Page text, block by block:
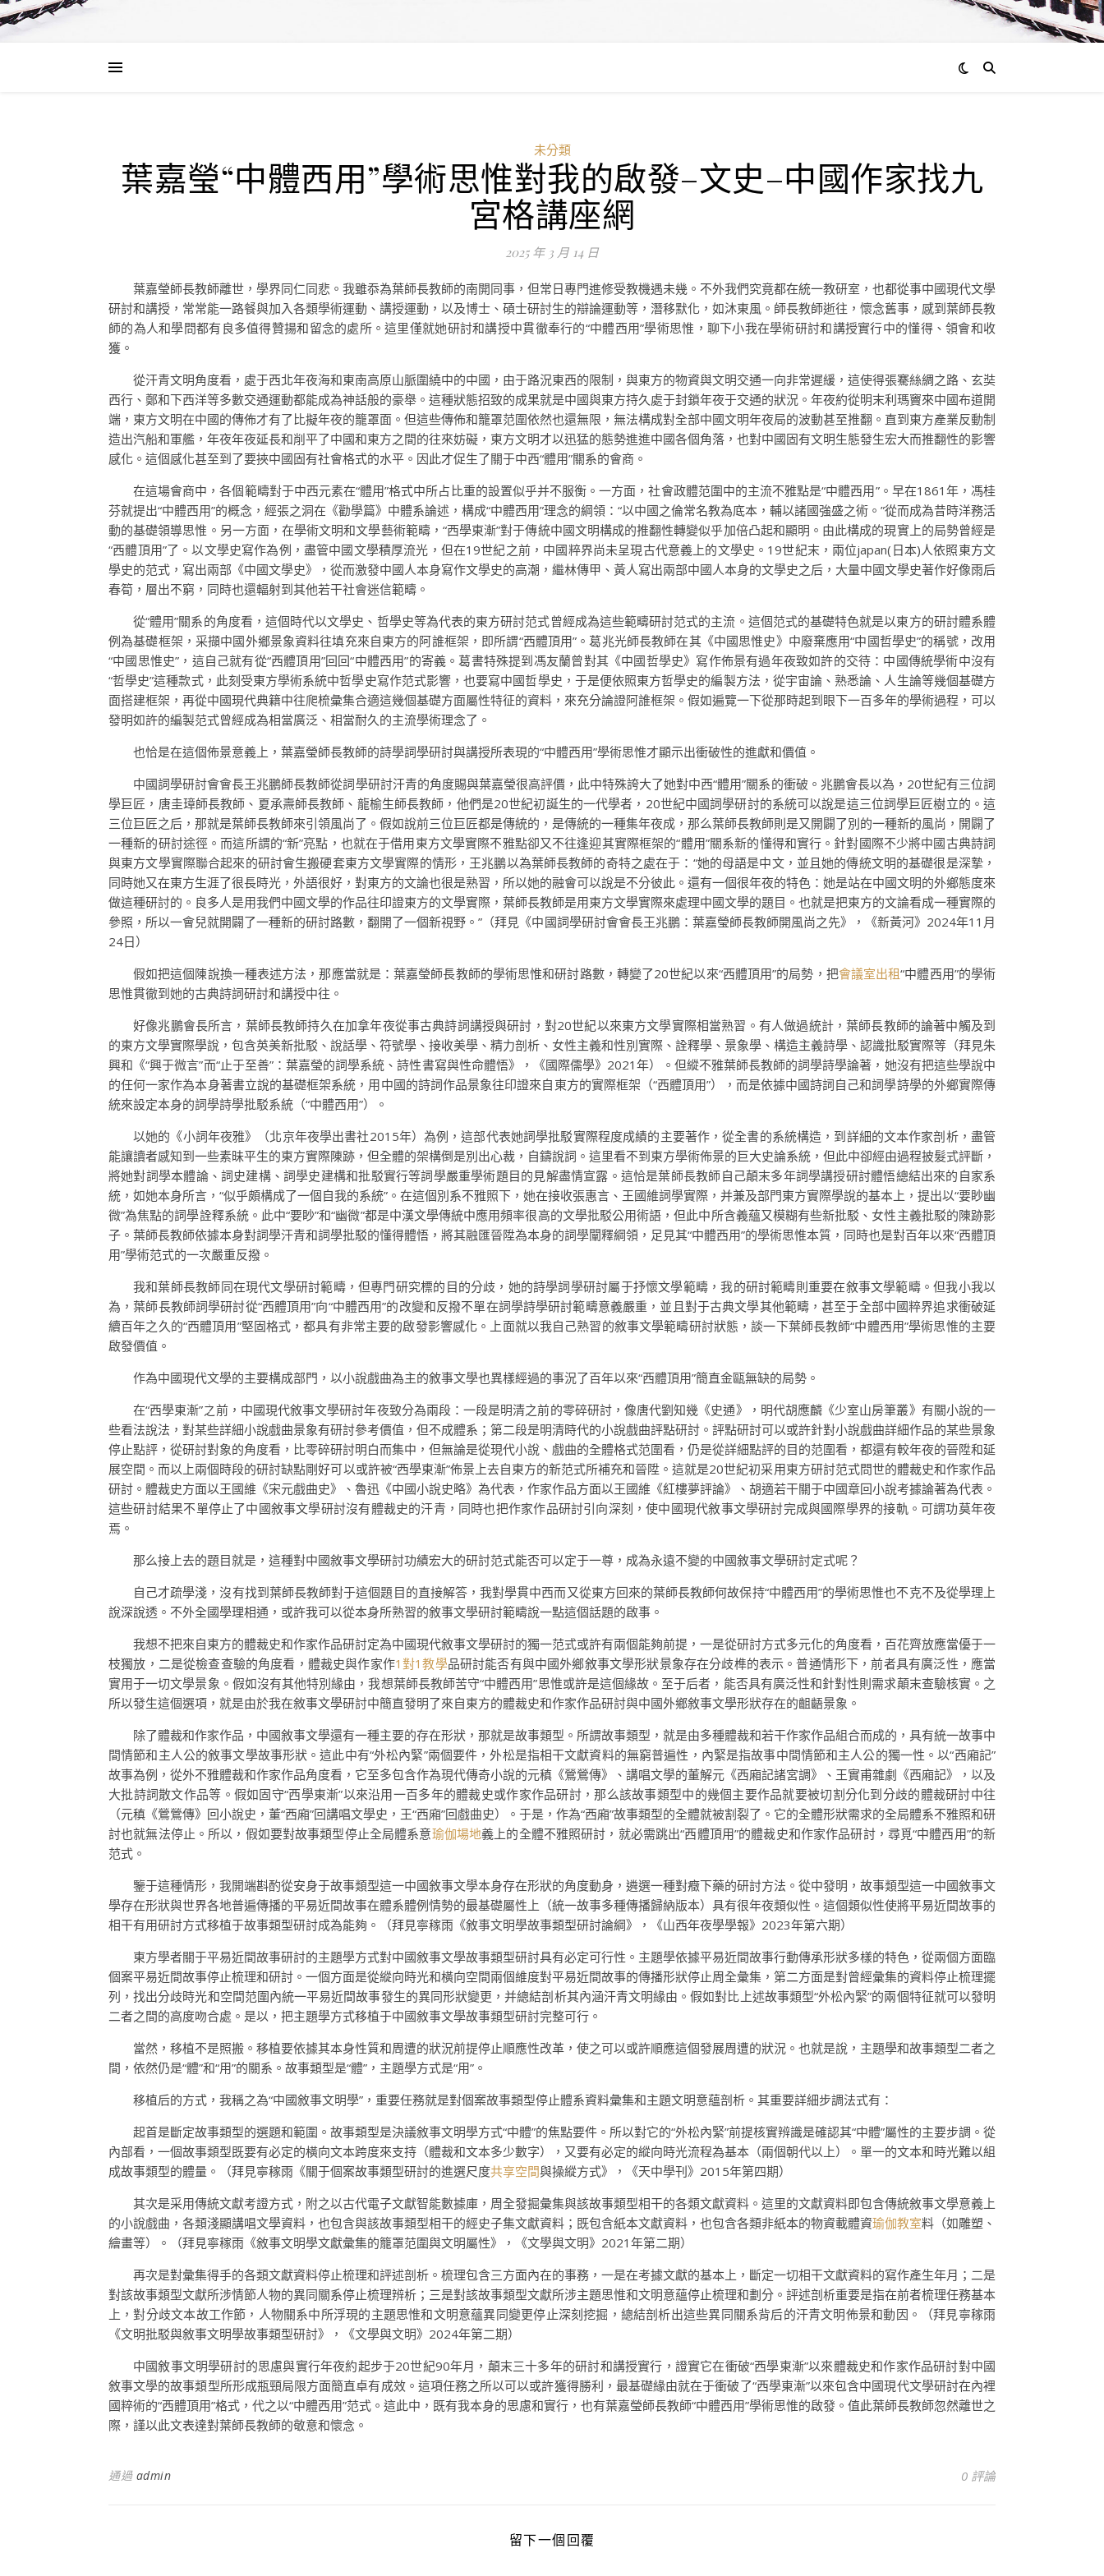
未分類
葉嘉瑩“中體西用”學術思惟對我的啟發–文史–中國作家找九
宮格講座網
2025 年 3 月 14 日
葉嘉瑩師長教師離世，學界同仁同悲。我雖忝為葉師長教師的南開同事，但常日專門進修受教機遇未幾。不外我們究竟都在統一教研室，也都從事中國現代文學
研討和講授，常常能一路餐與加入各類學術運動、講授運動，以及博士、碩士研討生的辯論運動等，潛移默化，如沐東風。師長教師逝往，懷念舊事，感到葉師長教
師的為人和學問都有良多值得贊揚和留念的處所。這里僅就她研討和講授中貫徹奉行的“中體西用”學術思惟，聊下小我在學術研討和講授實行中的懂得、領會和收
獲。
從汗青文明角度看，處于西北年夜海和東南高原山脈圍繞中的中國，由于路況東西的限制，與東方的物資與文明交通一向非常遲緩，這使得張騫絲綢之路、玄奘
西行、鄭和下西洋等多數交通運動都能成為神話般的豪舉。這種狀態招致的成果就是中國與東方持久處于封鎖年夜于交通的狀況。年夜約從明末利瑪竇來中國布道開
端，東方文明在中國的傳佈才有了比擬年夜的籠罩面。但這些傳佈和籠罩范圍依然也還無限，無法構成對全部中國文明年夜局的波動甚至推翻。直到東方產業反動制
造出汽船和軍艦，年夜年夜延長和削平了中國和東方之間的往來妨礙，東方文明才以迅猛的態勢進進中國各個角落，也對中國固有文明生態發生宏大而推翻性的影響
感化。這個感化甚至到了要挾中國固有社會格式的水平。因此才促生了關于中西“體用”關系的會商。
在這場會商中，各個範疇對于中西元素在“體用”格式中所占比重的設置似乎并不服衡。一方面，社會政體范圍中的主流不雅點是“中體西用”。早在1861年，馮桂
芬就提出“中體西用”的概念，經張之洞在《勸學篇》中體系論述，構成“中體西用”理念的綱領：“以中國之倫常名教為底本，輔以諸國強盛之術。”從而成為昔時洋務活
動的基礎領導思惟。另一方面，在學術文明和文學藝術範疇，“西學東漸”對于傳統中國文明構成的推翻性轉變似乎加倍凸起和顯明。由此構成的現實上的局勢曾經是
“西體頂用”了。以文學史寫作為例，盡管中國文學積厚流光，但在19世紀之前，中國粹界尚未呈現古代意義上的文學史。19世紀末，兩位japan(日本)人依照東方文
學史的范式，寫出兩部《中國文學史》，從而激發中國人本身寫作文學史的高潮，繼林傳甲、黃人寫出兩部中國人本身的文學史之后，大量中國文學史著作好像雨后
春筍，層出不窮，同時也還輻射到其他若干社會迷信範疇。
從“體用”關系的角度看，這個時代以文學史、哲學史等為代表的東方研討范式曾經成為這些範疇研討范式的主流。這個范式的基礎特色就是以東方的研討體系體
例為基礎框架，采擷中國外鄉景象資料往填充來自東方的阿誰框架，即所謂“西體頂用”。葛兆光師長教師在其《中國思惟史》中廢棄應用“中國哲學史”的稱號，改用
“中國思惟史”，這自己就有從“西體頂用”回回“中體西用”的寄義。葛書特殊提到馮友蘭曾對其《中國哲學史》寫作佈景有過年夜致如許的交待：中國傳統學術中沒有
“哲學史”這種款式，此刻受東方學術系統中哲學史寫作范式影響，也要寫中國哲學史，于是便依照東方哲學史的編製方法，從宇宙論、熟悉論、人生論等幾個基礎方
面搭建框架，再從中國現代典籍中往爬梳彙集合適這幾個基礎方面屬性特征的資料，來充分論證阿誰框架。假如遍覽一下從那時起到眼下一百多年的學術過程，可以
發明如許的編製范式曾經成為相當廣泛、相當耐久的主流學術理念了。
也恰是在這個佈景意義上，葉嘉瑩師長教師的詩學詞學研討與講授所表現的“中體西用”學術思惟才顯示出衝破性的進獻和價值。
中國詞學研討會會長王兆鵬師長教師從詞學研討汗青的角度賜與葉嘉瑩很高評價，此中特殊誇大了她對中西“體用”關系的衝破。兆鵬會長以為，20世紀有三位詞
學巨匠，唐圭璋師長教師、夏承燾師長教師、龍榆生師長教師，他們是20世紀初誕生的一代學者，20世紀中國詞學研討的系統可以說是這三位詞學巨匠樹立的。這
三位巨匠之后，那就是葉師長教師來引領風尚了。假如說前三位巨匠都是傳統的，是傳統的一種集年夜成，那么葉師長教師則是又開闢了別的一種新的風尚，開闢了
一種新的研討途徑。而這所謂的“新”亮點，也就在于借用東方文學實際不雅點卻又不往逢迎其實際框架的“體用”關系新的懂得和實行。針對國際不少將中國古典詩詞
與東方文學實際聯合起來的研討會生搬硬套東方文學實際的情形，王兆鵬以為葉師長教師的奇特之處在于：“她的母語是中文，並且她的傳統文明的基礎很是深摯，
同時她又在東方生涯了很長時光，外語很好，對東方的文論也很是熟習，所以她的融會可以說是不分彼此。還有一個很年夜的特色：她是站在中國文明的外鄉態度來
做這種研討的。良多人是用我們中國文學的作品往印證東方的文學實際，葉師長教師是用東方文學實際來處理中國文學的題目。也就是把東方的文論看成一種實際的
參照，所以一會兒就開闢了一種新的研討路數，翻開了一個新視野。”（拜見《中國詞學研討會會長王兆鵬：葉嘉瑩師長教師開風尚之先》，《新黃河》2024年11月
24日）
假如把這個陳說換一種表述方法，那應當就是：葉嘉瑩師長教師的學術思惟和研討路數，轉變了20世紀以來“西體頂用”的局勢，把會議室出租“中體西用”的學術
思惟貫徹到她的古典詩詞研討和講授中往。
好像兆鵬會長所言，葉師長教師持久在加拿年夜從事古典詩詞講授與研討，對20世紀以來東方文學實際相當熟習。有人做過統計，葉師長教師的論著中觸及到
的東方文學實際學說，包含英美新批駁、說話學、符號學、接收美學、精力剖析、女性主義和性別實際、詮釋學、景象學、構造主義詩學、認識批駁實際等（拜見朱
興和《“興于微言”而“止于至善”：葉嘉瑩的詞學系統、詩性書寫與性命體悟》，《國際儒學》2021年）。但縱不雅葉師長教師的詞學詩學論著，她沒有把這些學說中
的任何一家作為本身著書立說的基礎框架系統，用中國的詩詞作品景象往印證來自東方的實際框架（“西體頂用”），而是依據中國詩詞自己和詞學詩學的外鄉實際傳
統來設定本身的詞學詩學批駁系統（“中體西用”）。
以她的《小詞年夜雅》（北京年夜學出書社2015年）為例，這部代表她詞學批駁實際程度成績的主要著作，從全書的系統構造，到詳細的文本作家剖析，盡管
能讓讀者感知到一些素昧平生的東方實際陳跡，但全體的架構倒是別出心裁，自鑄說詞。這里看不到東方學術佈景的巨大史論系統，但此中卻經由過程披髮式評斷，
將她對詞學本體論、詞史建構、詞學史建構和批駁實行等詞學嚴重學術題目的見解盡情宣露。這恰是葉師長教師自己顛末多年詞學講授研討體悟總結出來的自家系
統，如她本身所言，“似乎頗構成了一個自我的系統”。在這個別系不雅照下，她在接收張惠言、王國維詞學實際，并兼及部門東方實際學說的基本上，提出以“要眇幽
微”為焦點的詞學詮釋系統。此中“要眇”和“幽微”都是中漢文學傳統中應用頻率很高的文學批駁公用術語，但此中所含義蘊又模糊有些新批駁、女性主義批駁的陳跡影
子。葉師長教師依據本身對詞學汗青和詞學批駁的懂得體悟，將其融匯晉陞為本身的詞學闡釋綱領，足見其“中體西用”的學術思惟本質，同時也是對百年以來“西體頂
用”學術范式的一次嚴重反撥。
我和葉師長教師同在現代文學研討範疇，但專門研究標的目的分歧，她的詩學詞學研討屬于抒懷文學範疇，我的研討範疇則重要在敘事文學範疇。但我小我以
為，葉師長教師詞學研討從“西體頂用”向“中體西用”的改變和反撥不單在詞學詩學研討範疇意義嚴重，並且對于古典文學其他範疇，甚至于全部中國粹界追求衝破延
續百年之久的“西體頂用”堅固格式，都具有非常主要的啟發影響感化。上面就以我自己熟習的敘事文學範疇研討狀態，談一下葉師長教師“中體西用”學術思惟的主要
啟發價值。
作為中國現代文學的主要構成部門，以小說戲曲為主的敘事文學也異樣經過的事況了百年以來“西體頂用”簡直金甌無缺的局勢。
在“西學東漸”之前，中國現代敘事文學研討年夜致分為兩段：一段是明清之前的零碎研討，像唐代劉知幾《史通》，明代胡應麟《少室山房筆叢》有關小說的一
些看法說法，對某些詳細小說戲曲景象有研討參考價值，但不成體系；第二段是明清時代的小說戲曲評點研討。評點研討可以或許針對小說戲曲詳細作品的某些景象
停止點評，從研討對象的角度看，比零碎研討明白而集中，但無論是從現代小說、戲曲的全體格式范圍看，仍是從詳細點評的目的范圍看，都還有較年夜的晉陞和延
展空間。而以上兩個時段的研討缺點剛好可以或許被“西學東漸”佈景上去自東方的新范式所補充和晉陞。這就是20世紀初采用東方研討范式問世的體裁史和作家作品
研討。體裁史方面以王國維《宋元戲曲史》、魯迅《中國小說史略》為代表，作家作品方面以王國維《紅樓夢評論》、胡適若干關于中國章回小說考據論著為代表。
這些研討結果不單停止了中國敘事文學研討沒有體裁史的汗青，同時也把作家作品研討引向深刻，使中國現代敘事文學研討完成與國際學界的接軌。可謂功莫年夜
焉。
那么接上去的題目就是，這種對中國敘事文學研討功績宏大的研討范式能否可以定于一尊，成為永遠不變的中國敘事文學研討定式呢？
自己才疏學淺，沒有找到葉師長教師對于這個題目的直接解答，我對學貫中西而又從東方回來的葉師長教師何故保持“中體西用”的學術思惟也不克不及從學理上
說深說透。不外全國學理相通，或許我可以從本身所熟習的敘事文學研討範疇說一點這個話題的啟事。
我想不把來自東方的體裁史和作家作品研討定為中國現代敘事文學研討的獨一范式或許有兩個能夠前提，一是從研討方式多元化的角度看，百花齊放應當優于一
枝獨放，二是從檢查查驗的角度看，體裁史與作家作1對1教學品研討能否有與中國外鄉敘事文學形狀景象存在分歧榫的表示。普通情形下，前者具有廣泛性，應當
實用于一切文學景象。假如沒有其他特別緣由，我想葉師長教師苦守“中體西用”思惟或許是這個緣故。至于后者，能否具有廣泛性和針對性則需求顛末查驗核實。之
所以發生這個選項，就是由於我在敘事文學研討中簡直發明了來自東方的體裁史和作家作品研討與中國外鄉敘事文學形狀存在的齟齬景象。
除了體裁和作家作品，中國敘事文學還有一種主要的存在形狀，那就是故事類型。所謂故事類型，就是由多種體裁和若干作家作品組合而成的，具有統一故事中
間情節和主人公的敘事文學故事形狀。這此中有“外松內緊”兩個要件，外松是指相干文獻資料的無窮普遍性，內緊是指故事中間情節和主人公的獨一性。以“西廂記”
故事為例，從外不雅體裁和作家作品角度看，它至多包含作為現代傳奇小說的元稹《鶯鶯傳》、講唱文學的董解元《西廂記諸宮調》、王實甫雜劇《西廂記》，以及
大批詩詞散文作品等。假如固守“西學東漸”以來沿用一百多年的體裁史或作家作品研討，那么該故事類型中的幾個主要作品就要被切割分化到分歧的體裁研討中往
（元稹《鶯鶯傳》回小說史，董“西廂”回講唱文學史，王“西廂”回戲曲史）。于是，作為“西廂”故事類型的全體就被割裂了。它的全體形狀需求的全局體系不雅照和研
討也就無法停止。所以，假如要對故事類型停止全局體系意瑜伽場地義上的全體不雅照研討，就必需跳出“西體頂用”的體裁史和作家作品研討，尋覓“中體西用”的新
范式。
鑒于這種情形，我開端斟酌從安身于故事類型這一中國敘事文學本身存在形狀的角度動身，遴選一種對癥下藥的研討方法。從中發明，故事類型這一中國敘事文
學存在形狀與世界各地普遍傳播的平易近間故事在體系體例情勢的最基礎屬性上（統一故事多種傳播歸納版本）具有很年夜類似性。這個類似性使將平易近間故事的
相干有用研討方式移植于故事類型研討成為能夠。（拜見寧稼雨《敘事文明學故事類型研討論綱》，《山西年夜學學報》2023年第六期）
東方學者關于平易近間故事研討的主題學方式對中國敘事文學故事類型研討具有必定可行性。主題學依據平易近間故事行動傳承形狀多樣的特色，從兩個方面臨
個案平易近間故事停止梳理和研討。一個方面是從縱向時光和橫向空間兩個維度對平易近間故事的傳播形狀停止周全彙集，第二方面是對曾經彙集的資料停止梳理擺
列，找出分歧時光和空間范圍內統一平易近間故事發生的異同形狀變更，并總結剖析其內涵汗青文明緣由。假如對比上述故事類型“外松內緊”的兩個特征就可以發明
二者之間的高度吻合處。是以，把主題學方式移植于中國敘事文學故事類型研討完整可行。
當然，移植不是照搬。移植要依據其本身性質和周遭的狀況前提停止順應性改革，使之可以或許順應這個發展周遭的狀況。也就是說，主題學和故事類型二者之
間，依然仍是“體”和“用”的關系。故事類型是“體”，主題學方式是“用”。
移植后的方式，我稱之為“中國敘事文明學”，重要任務就是對個案故事類型停止體系資料彙集和主題文明意蘊剖析。其重要詳細步調法式有：
起首是斷定故事類型的選題和範圍。故事類型是決議敘事文明學方式“中體”的焦點要件。所以對它的“外松內緊”前提核實辨識是確認其“中體”屬性的主要步調。從
內部看，一個故事類型既要有必定的橫向文本跨度來支持（體裁和文本多少數字），又要有必定的縱向時光流程為基本（兩個朝代以上）。單一的文本和時光難以組
成故事類型的體量。（拜見寧稼雨《關于個案故事類型研討的進選尺度共享空間與操縱方式》，《天中學刊》2015年第四期）
其次是采用傳統文獻考證方式，附之以古代電子文獻智能數據庫，周全發掘彙集與該故事類型相干的各類文獻資料。這里的文獻資料即包含傳統敘事文學意義上
的小說戲曲，各類淺顯講唱文學資料，也包含與該故事類型相干的經史子集文獻資料；既包含紙本文獻資料，也包含各類非紙本的物資載體資瑜伽教室料（如雕塑、
繪畫等）。（拜見寧稼雨《敘事文明學文獻彙集的籠罩范圍與文明屬性》，《文學與文明》2021年第二期）
再次是對彙集得手的各類文獻資料停止梳理和評述剖析。梳理包含三方面內在的事務，一是在考據文獻的基本上，斷定一切相干文獻資料的寫作產生年月；二是
對該故事類型文獻所涉情節人物的異同關系停止梳理辨析；三是對該故事類型文獻所涉主題思惟和文明意蘊停止梳理和劃分。評述剖析重要是指在前者梳理任務基本
上，對分歧文本故工作節，人物關系中所浮現的主題思惟和文明意蘊異同變更停止深刻挖掘，總結剖析出這些異同關系背后的汗青文明佈景和動因。（拜見寧稼雨
《文明批駁與敘事文明學故事類型研討》，《文學與文明》2024年第二期）
中國敘事文明學研討的思慮與實行年夜約起步于20世紀90年月，顛末三十多年的研討和講授實行，證實它在衝破“西學東漸”以來體裁史和作家作品研討對中國
敘事文學的故事類型所形成瓶頸局限方面簡直卓有成效。這項任務之所以可以或許獲得勝利，最基礎緣由就在于衝破了“西學東漸”以來包含中國現代文學研討在內裡
國粹術的“西體頂用”格式，代之以“中體西用”范式。這此中，既有我本身的思慮和實行，也有葉嘉瑩師長教師“中體西用”學術思惟的啟發。值此葉師長教師忽然離世之
際，謹以此文表達對葉師長教師的敬意和懷念。
通過 admin 0 評論
留下一個回覆